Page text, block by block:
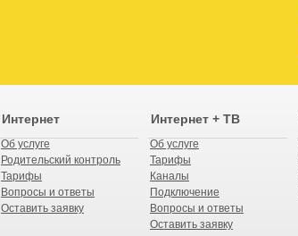
Интернет
Об услуге
Родительский контроль
Тарифы
Вопросы и ответы
Оставить заявку
Интернет + ТВ
Об услуге
Тарифы
Каналы
Подключение
Вопросы и ответы
Оставить заявку